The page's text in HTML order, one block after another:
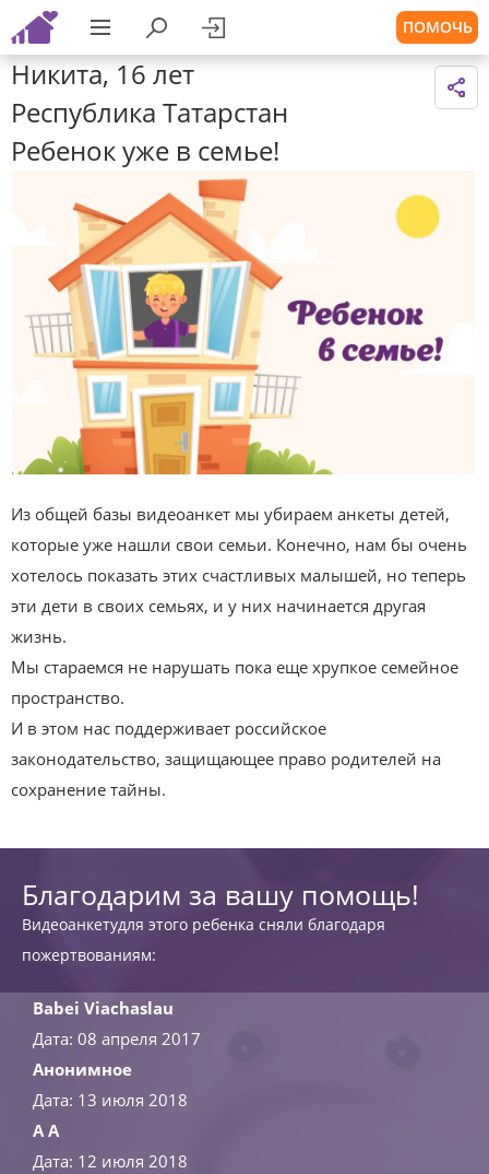
ПОМОЧЬ
Никита, 16 лет
Республика Татарстан
Ребенок уже в семье!
Из общей базы видеоанкет мы убираем анкеты детей,
которые уже нашли свои семьи. Конечно, нам бы очень
хотелось показать этих счастливых малышей, но теперь
эти дети в своих семьях, и у них начинается другая
жизнь.
Мы стараемся не нарушать пока еще хрупкое семейное
пространство.
И в этом нас поддерживает российское
законодательство, защищающее право родителей на
сохранение тайны.
Благодарим за вашу помощь!
Видеоанкетудля этого ребенка сняли благодаря
пожертвованиям:
Babei Viachaslau
Дата: 08 апреля 2017
Анонимное
Дата: 13 июля 2018
А А
Дата: 12 июля 2018